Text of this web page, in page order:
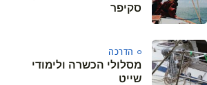
סקיפר
הדרכה
מסלולי הכשרה ולימודי
שייט